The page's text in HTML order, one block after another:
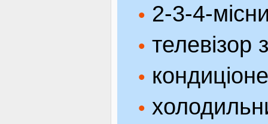
• 2-3-4-
•
•
•